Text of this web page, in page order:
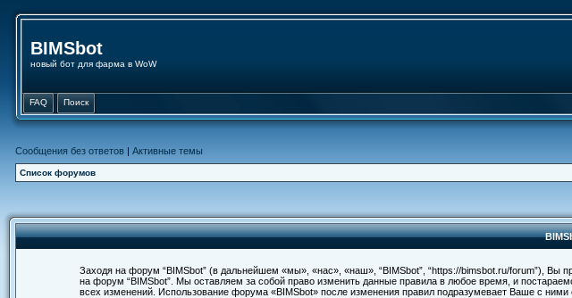
BIMSbot
новый бот для фарма в WoW
FAQ Поиск
Сообщения без ответов | Активные темы
Список форумов
Заходя на форум “BIMSbot” (в дальнейшем «мы», «нас», «наш», “BIMSbot”, “https://bimsbot.ru/forum”),
на форум “BIMSbot”. Мы оставляем за собой право изменить данные правила в любое время, и
всех изменений. Использование форума «BIMSbot» после изменения правил подразумевает Ваше с ними